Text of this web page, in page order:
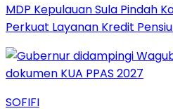
MDP Kepulauan Sula Pindah
Perkuat Layanan Kredit
SOFIFI